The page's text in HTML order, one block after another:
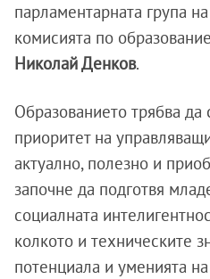
парламентарната група
комисията по
Николай Денков.
Образованието трябва да
приоритет на
актуално, полезно и
започне да подготвя
социалната
колкото и техническите
потенциала и уменията